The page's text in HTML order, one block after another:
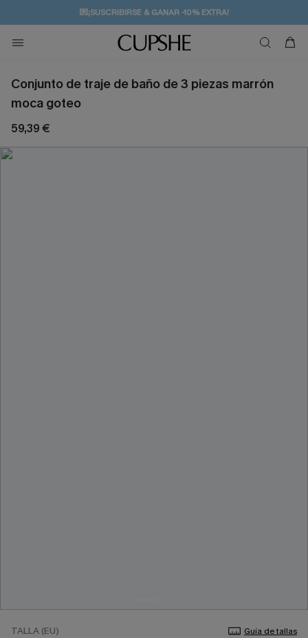
💌¡SUSCRIBIRSE & GANAR -10% EXTRA!
🚚ENVÍO GRATUITO A PARTIR DE 49 € >>
Conjunto de traje de baño de 3 piezas marrón
moca goteo
59,39 €
TALLA (EU) Guía de tallas